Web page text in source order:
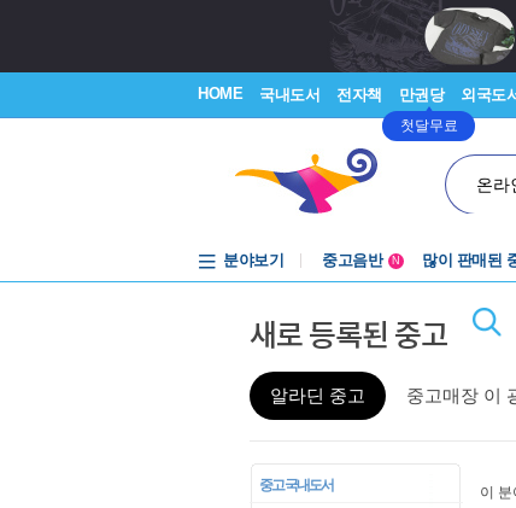
HOME 국내도서 전자책 만권당
첫달무료
외국도
온라
분야보기
중고음반
중고음반
N 많이 판매된
새로 등록된 중고
알라딘 중고 중고매장 이
중고 국내도서 이